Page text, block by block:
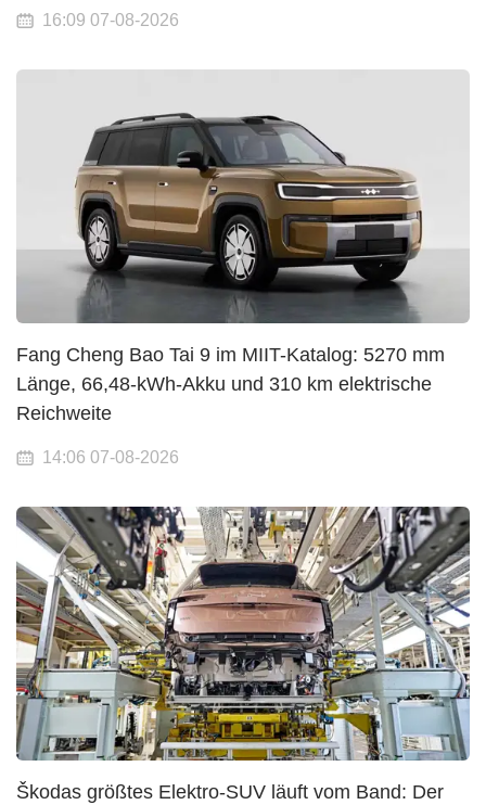
16:09 07-08-2026
Fang Cheng Bao Tai 9 im MIIT-Katalog: 5270 mm
Länge, 66,48-kWh-Akku und 310 km elektrische
Reichweite
14:06 07-08-2026
Škodas größtes Elektro-SUV läuft vom Band: Der